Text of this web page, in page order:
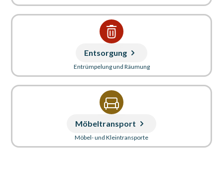
Entsorgung
Entrümpelung und Räumung
Möbeltransport
Möbel- und Kleintransporte